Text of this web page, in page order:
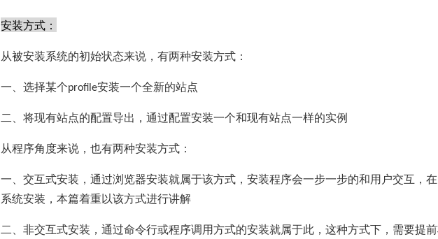
安装方式：
从被安装系统的初始状态来说，有两种安装方式：
一、选择某个profile安装一个全新的站点
二、将现有站点的配置导出，通过配置安装一个和现有站点一样的实例
从程序角度来说，也有两种安装方式：
一、交互式安装，通过浏览器安装就属于该方式，安装程序会一步一步的和用户交互，
系统安装，本篇着重以该方式进行讲解
二、非交互式安装，通过命令行或程序调用方式的安装就属于此，这种方式下，需要提